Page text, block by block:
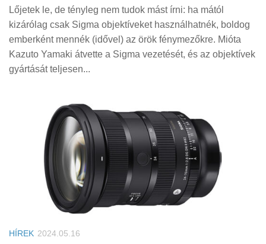
Lőjetek le, de tényleg nem tudok mást írni: ha mától
kizárólag csak Sigma objektíveket használhatnék, boldog
emberként mennék (idővel) az örök fénymezőkre. Mióta
Kazuto Yamaki átvette a Sigma vezetését, és az objektívek
gyártását teljesen...
HÍREK 2024.05.16